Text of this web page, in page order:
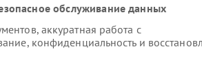
обслуживание данных
аккуратная работа с
конфиденциальность и